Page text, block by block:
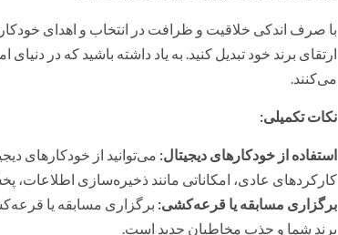
با صرف اندکی خلاقیت و ظرافت در انتخاب و اهدای خودکار
ارتقای برند خود تبدیل کنید. به یاد داشته باشید که در
می‌کنند.
نکات تکمیلی:
استفاده از خودکارهای دیجیتال: می‌توانید از خودکارهای
کارکردهای عادی، امکاناتی مانند ذخیره‌سازی اطلاعات،
برگزاری مسابقه یا قرعه‌کشی: برگزاری مسابقه یا
برند شما و جذب مخاطبان جدید است.